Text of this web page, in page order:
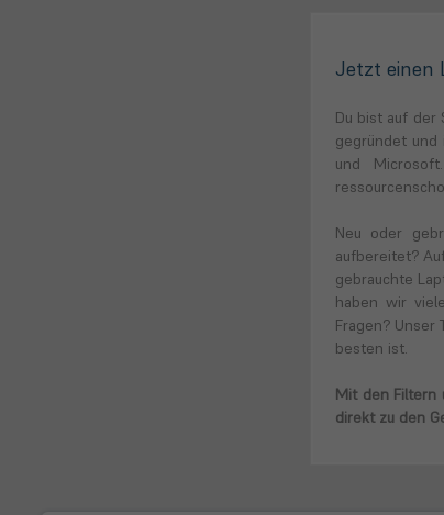
Jetzt einen
Du bist auf der
gegründet und
und
Neu oder
aufbereitet?
gebrauchte
haben wir
Fragen?
besten ist.
Mit den Filtern
direkt zu den